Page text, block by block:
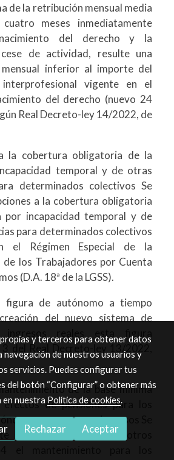
de la retribución mensual media
meses inmediatamente
del derecho y la
de actividad, resulte una
inferior al importe del
vigente en el
del derecho (nuevo 24
Real Decreto-ley 14/2022, de
la cobertura obligatoria de la
temporal y de otras
determinados colectivos Se
a la cobertura obligatoria
por incapacidad temporal y de
para determinados colectivos
el Régimen Especial de la
de los Trabajadores por Cuenta
(D.A. 18ª de la LGSS).
figura de autónomo a tiempo
del nuevo sistema de
reales esta figura
3 del Real Decreto-ley 13/2022,
de la base mínima
efectos de pensiones para los
con menores ingresos Se
seis meses en 2023 y otros
y terceros para obtener datos
navegación de nuestros usuarios y
servicios. Puedes configurar tus
del botón “Configurar” o obtener más
nuestra Política de cookies.
Rechazar Aceptar